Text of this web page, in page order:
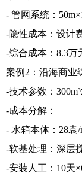
- 管网系统：
-隐性成本：设计
-综合成本：8.3万
案例2：沿海商业
-技术参数：
-成本分解：
- 水箱本体：28袁/
-软基处理：深层
-安装人工：10天